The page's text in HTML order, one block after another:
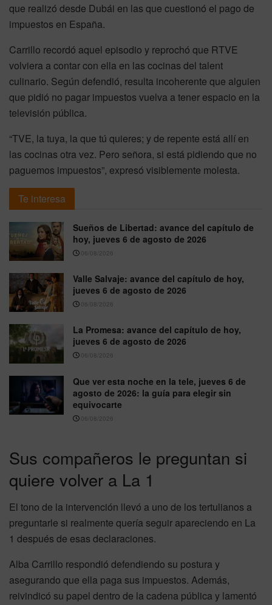
que realizó desde Dubái en las que cuestionó el pago de
impuestos en España.
Carrillo recordó aquel episodio y reprochó que RTVE
volviera a contar con ella en las cocinas del talent
culinario. Según defendió, resulta incoherente que alguien
que pidió no pagar impuestos vuelva a tener espacio en la
televisión pública.
“TVE, la tuya, la que tú quieres; y de repente está allí en
las cocinas otra vez. Pero señora, si está pidiendo que no
paguemos impuestos”, expresó visiblemente molesta.
Te interesa
Sueños de Libertad: avance del capítulo de
hoy, jueves 6 de agosto de 2026
06/08/2026
Valle Salvaje: avance del capítulo de hoy,
jueves 6 de agosto de 2026
06/08/2026
La Promesa: avance del capítulo de hoy,
jueves 6 de agosto de 2026
06/08/2026
Que ver esta noche en la tele, jueves 6 de
agosto de 2026: la guía para elegir sin
equivocarte
06/08/2026
Sus compañeros le preguntan si
quiere volver a La 1
El tono de la intervención llevó a uno de los tertulianos a
preguntarle si realmente quería seguir apareciendo en La
1 después de esas declaraciones.
Alba Carrillo respondió defendiendo su postura y
asegurando que ella paga sus impuestos. Además,
reivindicó su papel dentro de la cadena pública y lamentó